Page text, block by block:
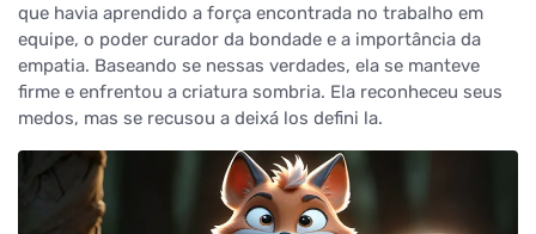
que havia aprendido a força encontrada no trabalho em
equipe, o poder curador da bondade e a importância da
empatia. Baseando se nessas verdades, ela se manteve
firme e enfrentou a criatura sombria. Ela reconheceu seus
medos, mas se recusou a deixá los defini la.